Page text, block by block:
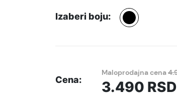
Izaberi boju:
Cena:
Maloprodajna cena
3.490 RSD